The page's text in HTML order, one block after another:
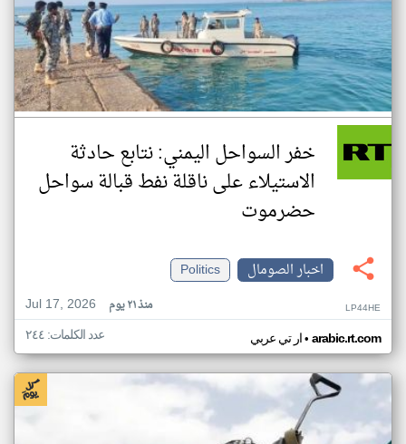
خفر السواحل اليمني: نتابع حادثة
الاستيلاء على ناقلة نفط قبالة سواحل
حضرموت
اخبار الصومال
Politics
Jul 17, 2026
منذ ٢١ يوم LP44HE
ار تي عربي• arabic.rt.com عدد الكلمات: ٢٤٤